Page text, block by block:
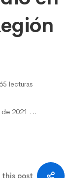
65 lecturas
de 2021 …
this post